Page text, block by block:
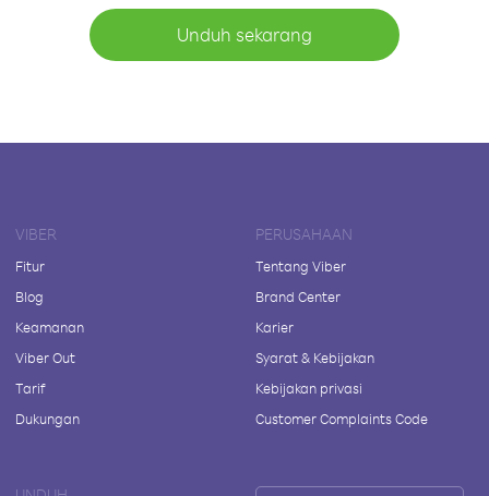
Unduh sekarang
VIBER
Fitur
Blog
Keamanan
Viber Out
Tarif
Dukungan
PERUSAHAAN
Tentang Viber
Brand Center
Karier
Syarat & Kebijakan
Kebijakan privasi
Customer Complaints Code